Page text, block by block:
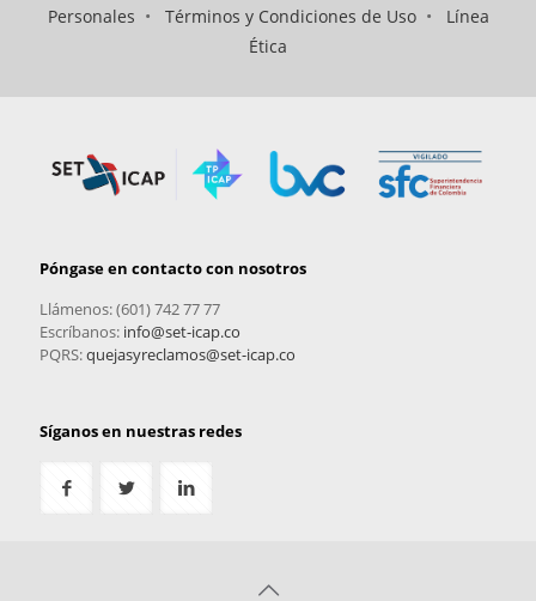
Personales • Términos y Condiciones de Uso• Línea
Ética
Póngase en contacto con nosotros
Llámenos: (601) 742 77 77
Escríbanos: info@set-icap.co
PQRS:quejasyreclamos@set-icap.co
Síganos en nuestras redes